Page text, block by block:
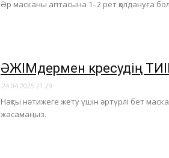
Әр масканы аптасына 1–2 рет қолдануға
​ӘЖІМдермен күресудің
24.04.2025 21:29
Нақты нәтижеге жету үшін әртүрлі бет
жасамаңыз.